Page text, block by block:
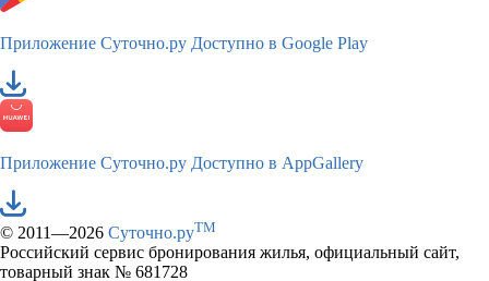
Приложение Суточно.ру Доступно в Google Play
Приложение Суточно.ру Доступно в AppGallery
© 2011—2026 Суточно.руTM
Российский сервис бронирования жилья, официальный сайт,
товарный знак № 681728